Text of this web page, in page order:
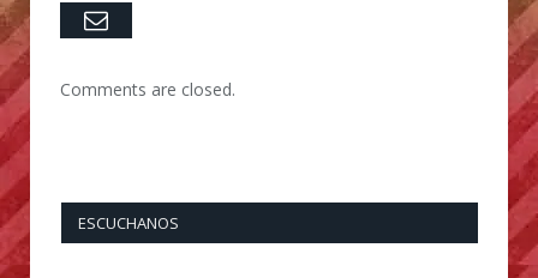
Email
Comments are closed.
ESCUCHANOS